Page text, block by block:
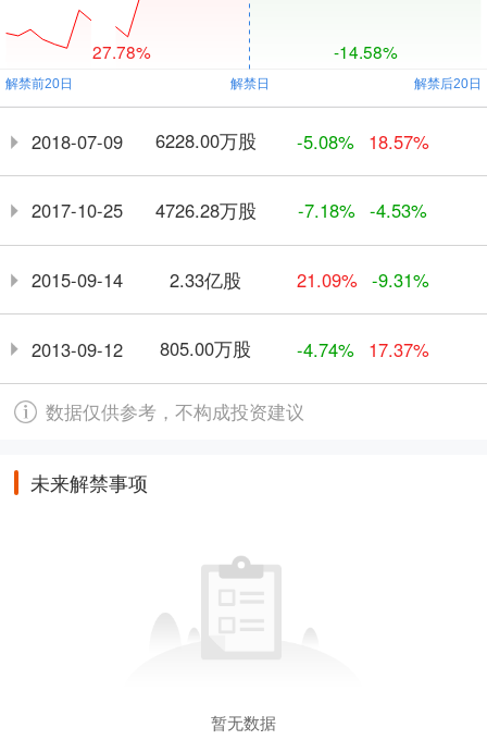
27.78% -14.58%
2018-07-09 6228.00万股 -5.08% 18.57%
2017-10-25 4726.28万股 -7.18% -4.53%
2015-09-14 2.33亿股 21.09% -9.31%
2013-09-12 805.00万股 -4.74% 17.37%
数据仅供参考，不构成投资建议
未来解禁事项
暂无数据